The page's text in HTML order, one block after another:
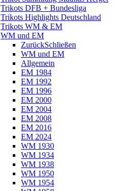
Trikots DFB + Bundesliga
Trikots Highlights Deutschland
Trikots WM & EM
WM und EM
ZurückSchließen
WM und EM
Allgemein
EM 1984
EM 1992
EM 1996
EM 2000
EM 2004
EM 2008
EM 2016
EM 2024
WM 1930
WM 1934
WM 1938
WM 1950
WM 1954